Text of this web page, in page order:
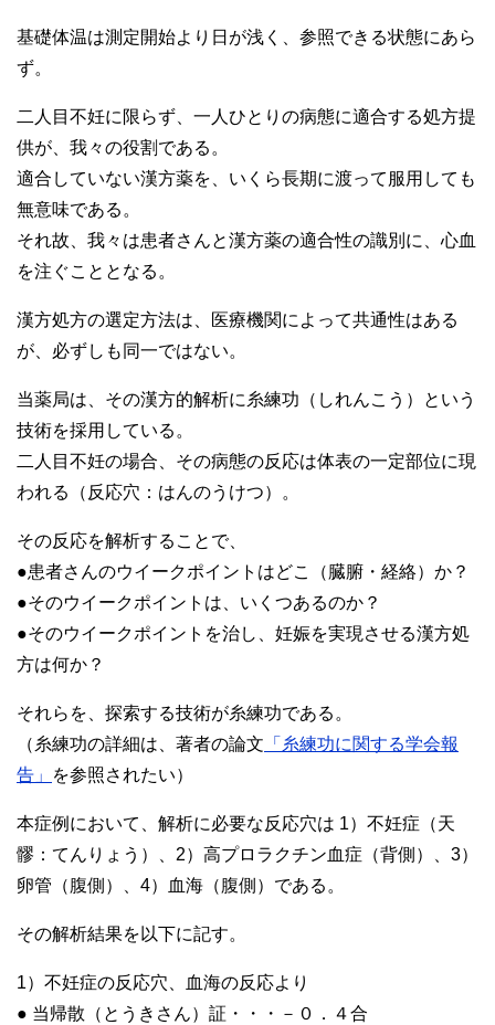
基礎体温は測定開始より日が浅く、参照できる状態にあら
ず。
二人目不妊に限らず、一人ひとりの病態に適合する処方提
供が、我々の役割である。
適合していない漢方薬を、いくら長期に渡って服用しても
無意味である。
それ故、我々は患者さんと漢方薬の適合性の識別に、心血
を注ぐこととなる。
漢方処方の選定方法は、医療機関によって共通性はある
が、必ずしも同一ではない。
当薬局は、その漢方的解析に糸練功（しれんこう）という
技術を採用している。
二人目不妊の場合、その病態の反応は体表の一定部位に現
われる（反応穴：はんのうけつ）。
その反応を解析することで、
●患者さんのウイークポイントはどこ（臓腑・経絡）か？
●そのウイークポイントは、いくつあるのか？
●そのウイークポイントを治し、妊娠を実現させる漢方処
方は何か？
それらを、探索する技術が糸練功である。
（糸練功の詳細は、著者の論文 「糸練功に関する学会報
告」
を参照されたい）
本症例において、解析に必要な反応穴は 1）不妊症（天
髎：てんりょう）、2）高プロラクチン血症（背側）、3）
卵管（腹側）、4）血海（腹側）である。
その解析結果を以下に記す。
1）不妊症の反応穴、血海の反応より
● 当帰散（とうきさん）証・・・－０．４合